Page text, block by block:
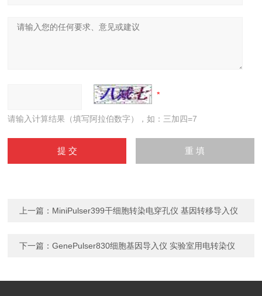
请输入计算结果（填写阿拉伯数字），如：三加四=7
上一篇： MiniPulser399干细胞转染电穿孔仪 基因转移导入仪
下一篇：GenePulser830细胞基因导入仪 实验室用电转染仪